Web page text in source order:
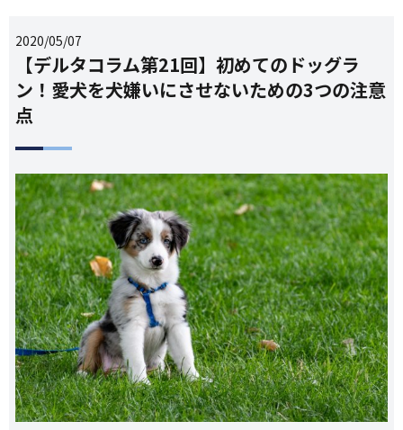
2020/05/07
【デルタコラム第21回】初めてのドッグラ
ン！愛犬を犬嫌いにさせないための3つの注意
点